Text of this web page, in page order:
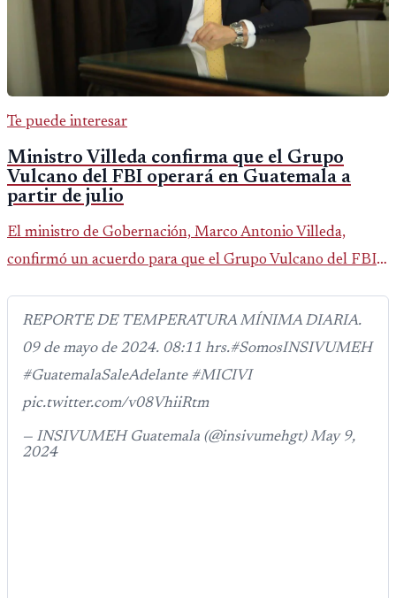
Te puede interesar
Ministro Villeda confirma que el Grupo
Vulcano del FBI operará en Guatemala a
partir de julio
El ministro de Gobernación, Marco Antonio Villeda,
confirmó un acuerdo para que el Grupo Vulcano del FBI
fallido con la administración anterior del Ministerio
Público.
REPORTE DE TEMPERATURA MÍNIMA DIARIA.
09 de mayo de 2024. 08:11 hrs.#SomosINSIVUMEH
#GuatemalaSaleAdelante #MICIVI
pic.twitter.com/v08VhiiRtm
— INSIVUMEH Guatemala (@insivumehgt) May 9,
2024